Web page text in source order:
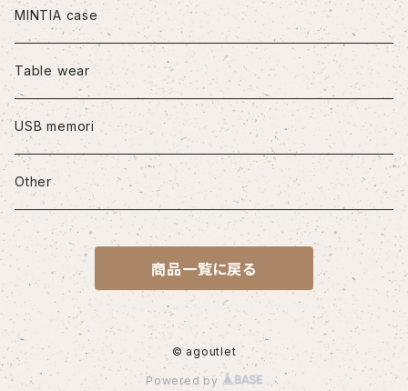
iPhone11Pro Max
iPhone12/12Pro
iPhone12mini
iPhone12Pro Max
iPhone13
iPhone13Pro
iPhone13Pro Max
MINTIA case
Table wear
USB memori
Other
商品一覧に戻る
© agoutlet
Powered by